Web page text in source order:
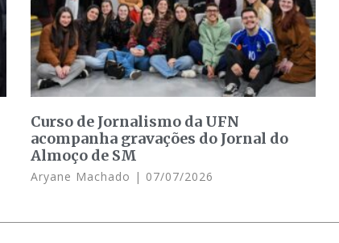
Curso de Jornalismo da UFN
acompanha gravações do Jornal do
Almoço de SM
Aryane Machado 07/07/2026